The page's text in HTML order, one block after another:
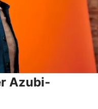
Azubi-